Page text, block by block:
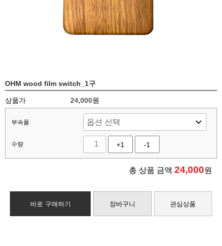
OHM wood film switch_1구
상품가 24,000원
부속품
수량 +1 -1
총 상품 금액 24,000원
바로 구매하기 장바구니 관심상품